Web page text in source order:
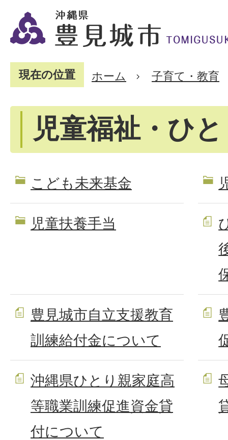
現在の位置 ホーム 子育て・教育
児童福祉・ひ
こども未来基金
児童扶養手当
豊見城市自立支援教育
訓練給付金について
沖縄県ひとり親家庭高
等職業訓練促進資金貸
付について